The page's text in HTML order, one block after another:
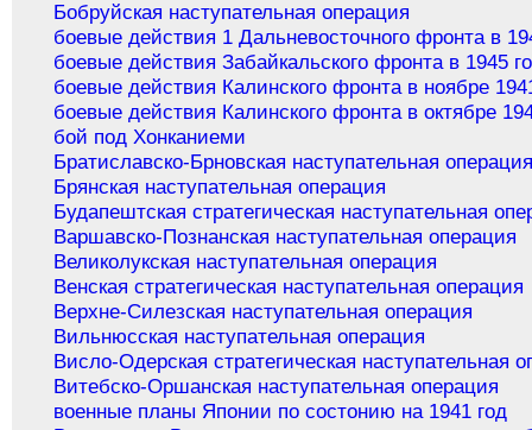
Бобруйская наступательная операция
боевые действия 1 Дальневосточного фронта в
боевые действия Забайкальского фронта в 1945
боевые действия Калинского фронта в ноябре
боевые действия Калинского фронта в октябре
бой под Хонканиеми
Братиславско-Брновская наступательная
Брянская наступательная операция
Будапештская стратегическая наступательная
Варшавско-Познанская наступательная операция
Великолукская наступательная операция
Венская стратегическая наступательная операция
Верхне-Силезская наступательная операция
Вильнюсская наступательная операция
Висло-Одерская стратегическая наступательная
Витебско-Оршанская наступательная операция
военные планы Японии по состонию на 1941 год